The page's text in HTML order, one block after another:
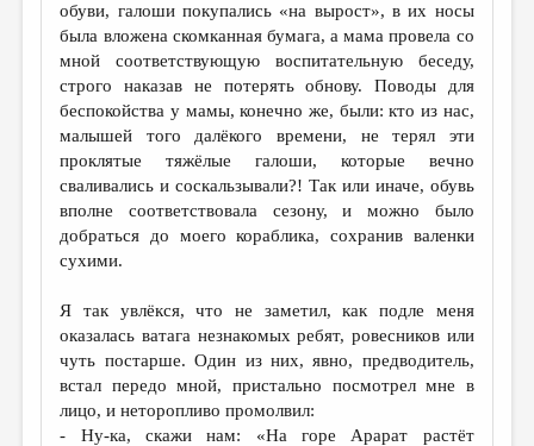
МАЛАЯ ПРОЗА
ЭССЕИСТИКА
ЛИТЕРАТУРОВЕДЕНИЕ
КУЛЬТУРОВЕДЕНИЕ
ПУБЛИЦИСТИКА
РЕЦЕНЗИРОВАНИЕ
ЦИКЛЫ ПУБЛИКАЦИЙ
ТРЕДИАКОВСКИЙ
МЕДИА
ВКОНТАКТЕ
обуви, галоши покупались «на вырост», в их носы
была вложена скомканная бумага, а мама провела со
мной соответствующую воспитательную беседу,
строго наказав не потерять обнову. Поводы для
беспокойства у мамы, конечно же, были: кто из нас,
малышей того далёкого времени, не терял эти
проклятые тяжёлые галоши, которые вечно
сваливались и соскальзывали?! Так или иначе, обувь
вполне соответствовала сезону, и можно было
добраться до моего кораблика, сохранив валенки
сухими.
Я так увлёкся, что не заметил, как подле меня
оказалась ватага незнакомых ребят, ровесников или
чуть постарше. Один из них, явно, предводитель,
встал передо мной, пристально посмотрел мне в
лицо, и неторопливо промолвил:
- Ну-ка, скажи нам: «На горе Арарат растёт